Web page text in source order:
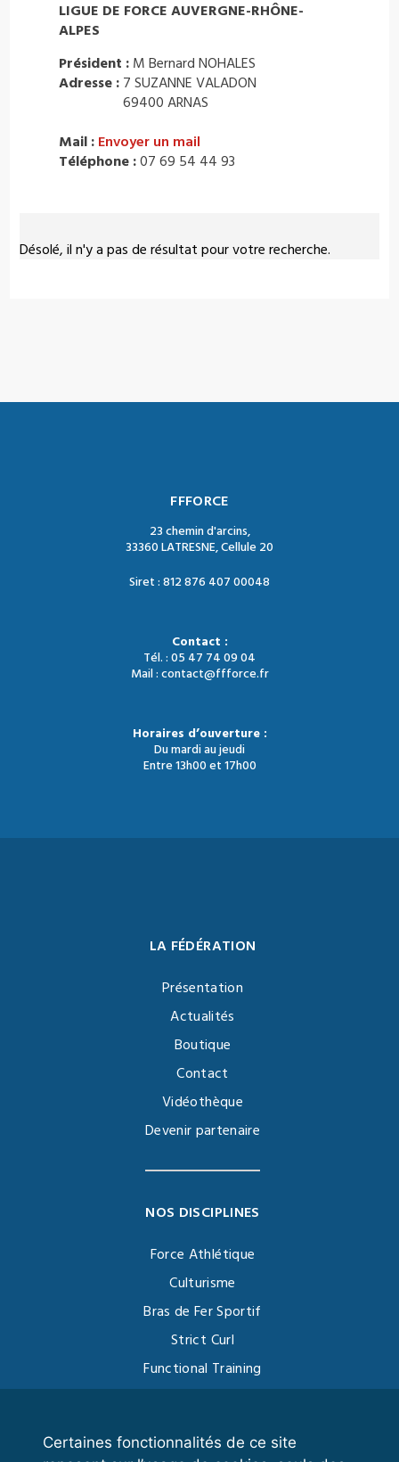
Certaines fonctionnalités de ce site
Désolé, il n'y a pas de résultat pour votre recherche.
LIGUE DE FORCE AUVERGNE-RHÔNE-
ALPES
Président : M Bernard NOHALES
Adresse : 7 SUZANNE VALADON
69400 ARNAS
Mail : Envoyer un mail
Téléphone :07 69 54 44 93
FFFORCE
23 chemin d'arcins,
33360 LATRESNE, Cellule 20
Siret : 812 876 407 00048
Contact :
Tél. : 05 47 74 09 04
Mail : contact@ffforce.fr
Horaires d’ouverture :
Du mardi au jeudi
Entre 13h00 et 17h00
LA FÉDÉRATION
Présentation
Actualités
Boutique
Contact
Vidéothèque
Devenir partenaire
NOS DISCIPLINES
Force Athlétique
Culturisme
Bras de Fer Sportif
Strict Curl
Functional Training